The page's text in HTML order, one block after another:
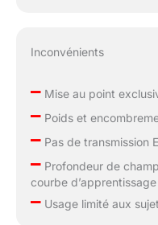
Inconvénients
–Mise au point
–Poids et
–Pas de transmission
–Profondeur de
courbe
–Usage limité aux